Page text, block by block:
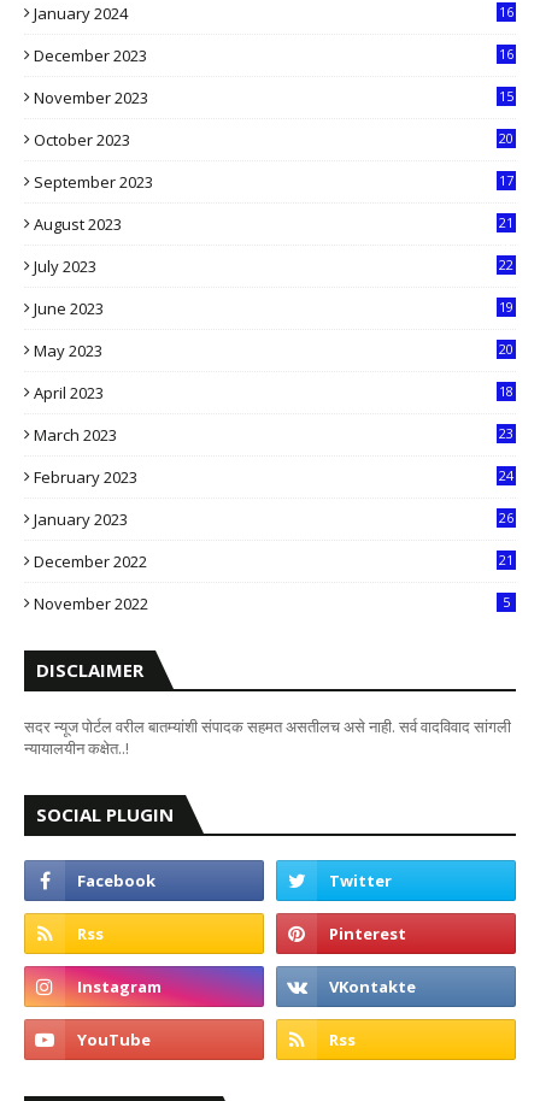
January 2024
16
December 2023
16
November 2023
15
October 2023
20
September 2023
17
August 2023
21
July 2023
22
June 2023
19
May 2023
20
April 2023
18
March 2023
23
February 2023
24
January 2023
26
December 2022
21
November 2022 5
DISCLAIMER
सदर न्यूज पोर्टल वरील बातम्यांशी संपादक सहमत असतीलच असे नाही. सर्व वादविवाद सांगली
न्यायालयीन कक्षेत..!
SOCIAL PLUGIN